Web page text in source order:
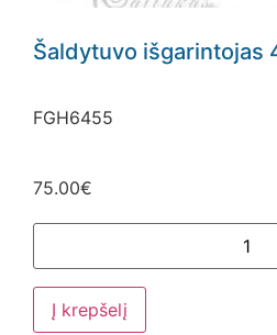
Šaldytuvo išgarintojas
FGH6455
75.00€
Į krepšelį